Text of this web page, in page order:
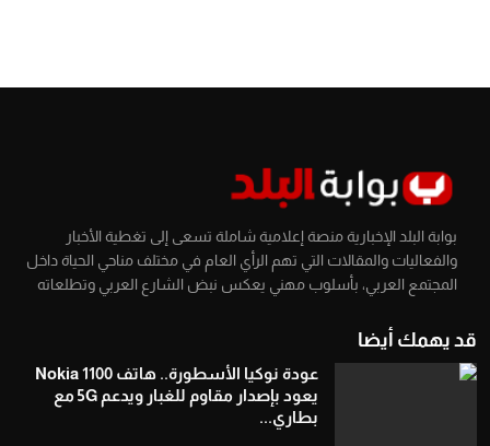
بوابة البلد الإخبارية منصة إعلامية شاملة تسعى إلى تغطية الأخبار
والفعاليات والمقالات التي تهم الرأي العام في مختلف مناحي الحياة داخل
المجتمع العربي، بأسلوب مهني يعكس نبض الشارع العربي وتطلعاته
قد يهمك أيضا
عودة نوكيا الأسطورة.. هاتف Nokia 1100
يعود بإصدار مقاوم للغبار ويدعم 5G مع
بطاري...